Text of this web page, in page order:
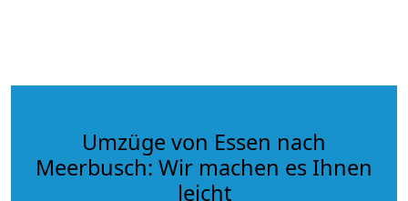
Umzüge von Essen nach
Meerbusch: Wir machen es Ihnen
leicht